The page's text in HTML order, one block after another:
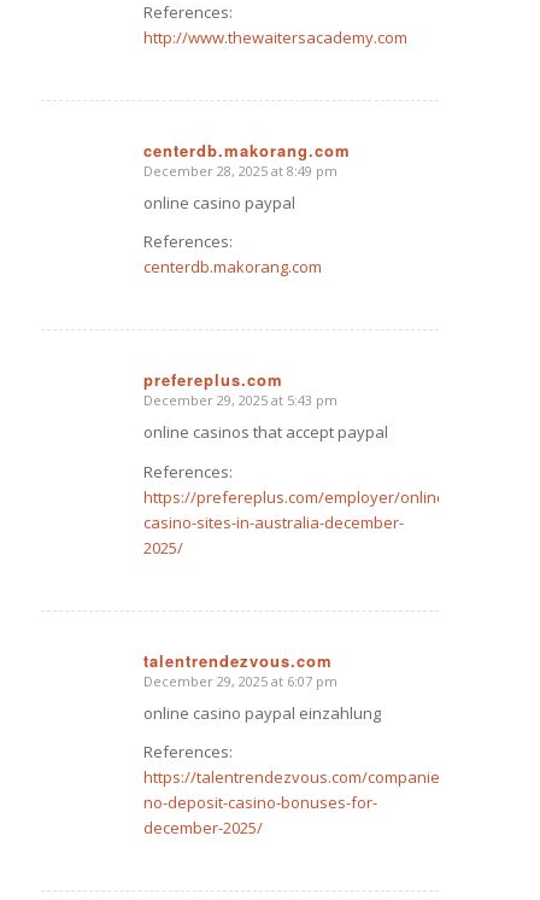
References:
http://www.thewaitersacademy.com
centerdb.makorang.com
says:
December 28, 2025 at 8:49 pm
online casino paypal
References:
centerdb.makorang.com
prefereplus.com
says:
December 29, 2025 at 5:43 pm
online casinos that accept paypal
References:
https://prefereplus.com/employer/online-
casino-sites-in-australia-december-
2025/
talentrendezvous.com
says:
December 29, 2025 at 6:07 pm
online casino paypal einzahlung
References:
https://talentrendezvous.com/companies/australian-
no-deposit-casino-bonuses-for-
december-2025/